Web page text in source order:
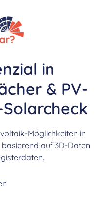
in
& PV-
Möglichkeiten in
basierend auf 3D-Daten